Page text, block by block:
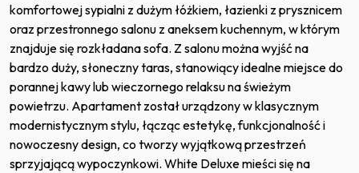
komfortowej sypialni z dużym łóżkiem, łazienki z prysznicem
oraz przestronnego salonu z aneksem kuchennym, w którym
znajduje się rozkładana sofa. Z salonu można wyjść na
bardzo duży, słoneczny taras, stanowiący idealne miejsce do
porannej kawy lub wieczornego relaksu na świeżym
powietrzu. Apartament został urządzony w klasycznym
modernistycznym stylu, łącząc estetykę, funkcjonalność i
nowoczesny design, co tworzy wyjątkową przestrzeń
sprzyjającą wypoczynkowi. White Deluxe mieści się na